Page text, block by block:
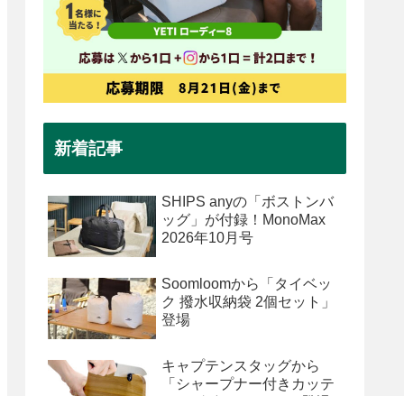
新着記事
SHIPS anyの「ボストンバ
ッグ」が付録！MonoMax
2026年10月号
Soomloomから「タイベッ
ク 撥水収納袋 2個セット」
登場
キャプテンスタッグから
「シャープナー付きカッテ